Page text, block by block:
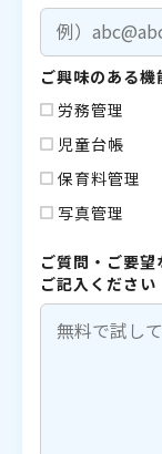
ご興味のある機
労務管理
児童台帳
保育料管理
写真管理
ご質問・ご要
ご記入ください